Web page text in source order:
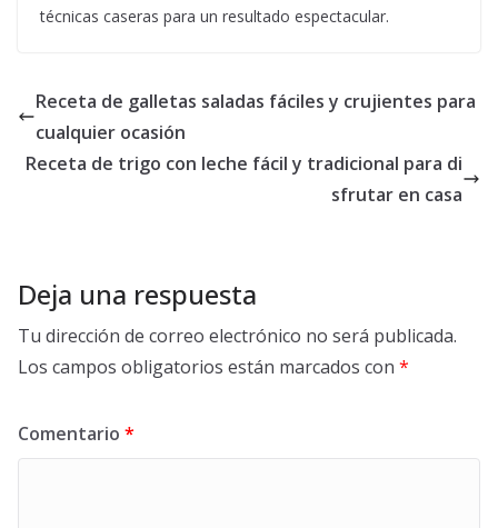
técnicas caseras para un resultado espectacular.
Receta de galletas saladas fáciles y crujientes para
cualquier ocasión
Receta de trigo con leche fácil y tradicional para di
sfrutar en casa
Deja una respuesta
Tu dirección de correo electrónico no será publicada.
Los campos obligatorios están marcados con *
Comentario *